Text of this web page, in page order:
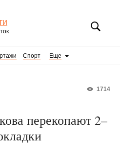
Спорт Еще
1714
перекопают 2–